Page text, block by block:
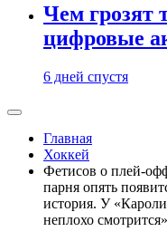
Чем грозят
цифровые
6 дней спустя
Главная
Хоккей
Фетисов о плей-
парня опять
история. У
неплохо смотрится»